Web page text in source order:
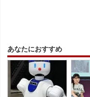
あなたにおすすめ